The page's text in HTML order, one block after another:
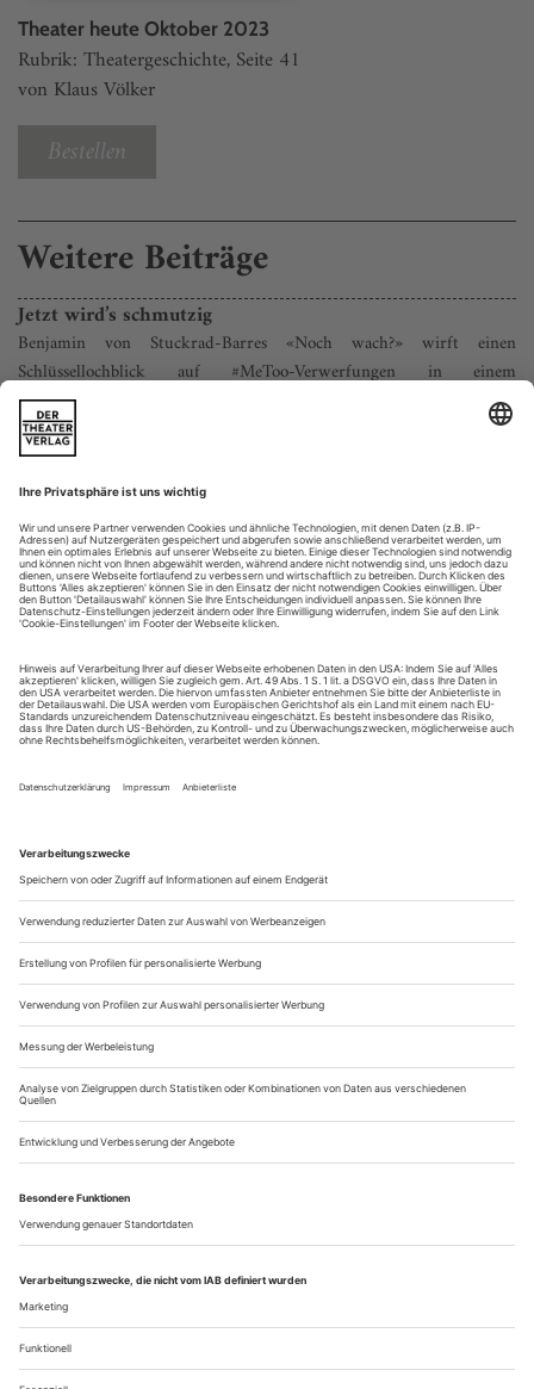
Theater heute Oktober 2023
Rubrik: Theatergeschichte, Seite 41
von Klaus Völker
Bestellen
Weitere Beiträge
Jetzt wird’s schmutzig
Benjamin von Stuckrad-Barres «Noch wach?» wirft einen
Schlüssellochblick auf #MeToo-Verwerfungen in einem
Medienkonzern. Christopher Rüping recherchiert im Hamburger
Thalia Theater
In einer zentralen Szene von Benjamin von Stuckrad-Barres
vor einem halben Jahr erschienenem Roman «Noch wach?»
wird eine Baustelle besichtigt. Der Verleger des im Buch als
Fernsehsender beschriebenen, aber verhältnismäßig klar als
teiljournalistischer Mischkonzern Springer erkennbaren
Medienunternehmens führt seine Untergebenen durch den
Herzogtum Güterbahnhof
nach John Webster «Malfi!» im Gerhart-Hauptmann-Theater Görlitz,
eindrucksvollen Materialbilanz, die die Technikabteilung des
Gerhart-Hauptmann-Theaters Görlitz, das in der vergangenen
Spielzeit unter einem schweren Wasserschaden litt, auf einer
Seite im Programmheft zu «Malfi!» zieht. Tatsächlich haben
die Gewerke für...
Zampano gesucht
Claudia Roths Desavouierung des Berlinale-Kurators Carlo Chatrian
ist ein klares Votum gegen die Kunst
Sponsoren weg, Geld weg, Kinos weg, das große Hollywood-
Kino schon lang nicht mehr da, jetzt ist auch das
Leitungsteam auf und davon: Die Berlinale ist in der
Polykrise, gelinde gesagt. Zu behaupten, dass allein Claudia
Roth die Schuld daran trägt, wäre nicht fair. Aber falsch
gemacht, was man falsch machen kann, hat sie schon. Wer
rekonstruieren will, wie alles...
Über uns Kontakt Kritikerumfrage Newsletter